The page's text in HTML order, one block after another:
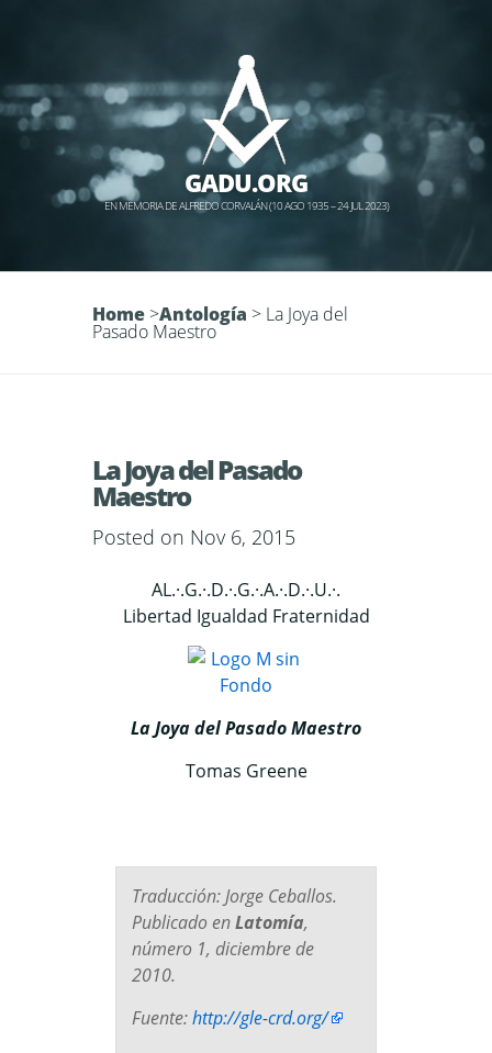
GADU.ORG
EN MEMORIA DE ALFREDO CORVALÁN (10 AGO 1935 – 24 JUL 2023)
Home >Antología > La Joya del
Pasado Maestro
La Joya del Pasado
Maestro
Posted on Nov 6, 2015
AL.·.G.·.D.·.G.·.A.·.D.·.U.·.
Libertad Igualdad Fraternidad
La Joya del Pasado Maestro
Tomas Greene
Traducción: Jorge Ceballos.
Publicado enLatomía,
número 1, diciembre de
2010.
Fuente:http://gle-crd.org/